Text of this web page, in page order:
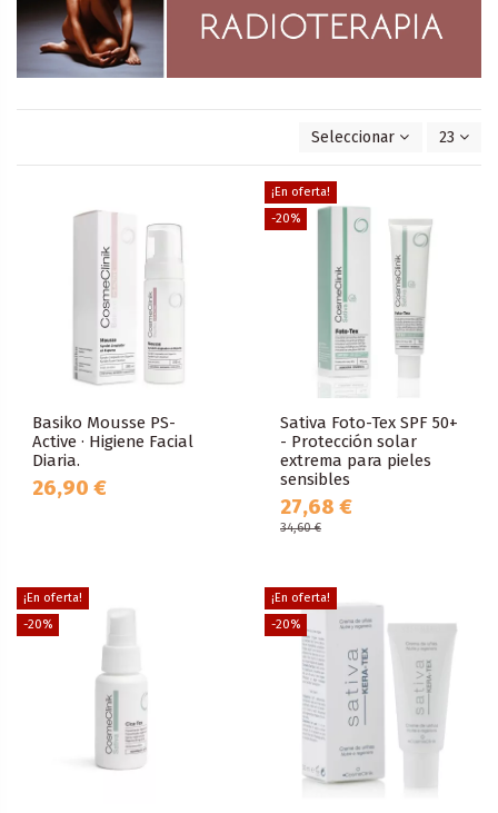
Seleccionar 23
Basiko Mousse PS-
Active · Higiene Facial
Diaria.
26,90 €
¡En oferta!
-20%
Sativa Foto-Tex SPF 50+
- Protección solar
extrema para pieles
sensibles
27,68 €
34,60 €
¡En oferta!
-20%
¡En oferta!
-20%